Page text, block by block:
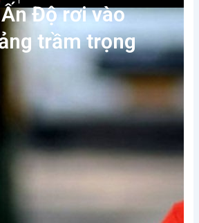
Độ rơi vào
trầm trọng